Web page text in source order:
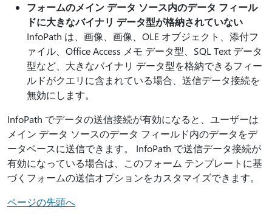
フォームのメイン データ ソース内のデータ フィール
ドに大きなバイナリ データ型が格納されていない
InfoPath は、画像、画像、OLE オブジェクト、添付フ
ァイル、Office Access メモ データ型、SQL Text データ
型など、大きなバイナリ データ型を格納できるフィー
ルドがクエリに含まれている場合、送信データ接続を
無効にします。
InfoPath でデータの送信接続が有効になると、ユーザーは
メイン データ ソースのデータ フィールド内のデータをデ
ータベースに送信できます。 InfoPath で送信データ接続が
有効になっている場合は、このフォーム テンプレートに基
づくフォームの送信オプションをカスタマイズできます。
ページの先頭へ